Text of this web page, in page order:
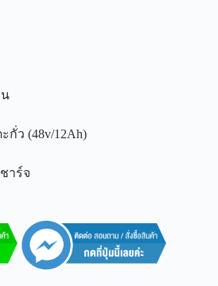
น
ะกั่ว (48v/12Ah)
าร์จ